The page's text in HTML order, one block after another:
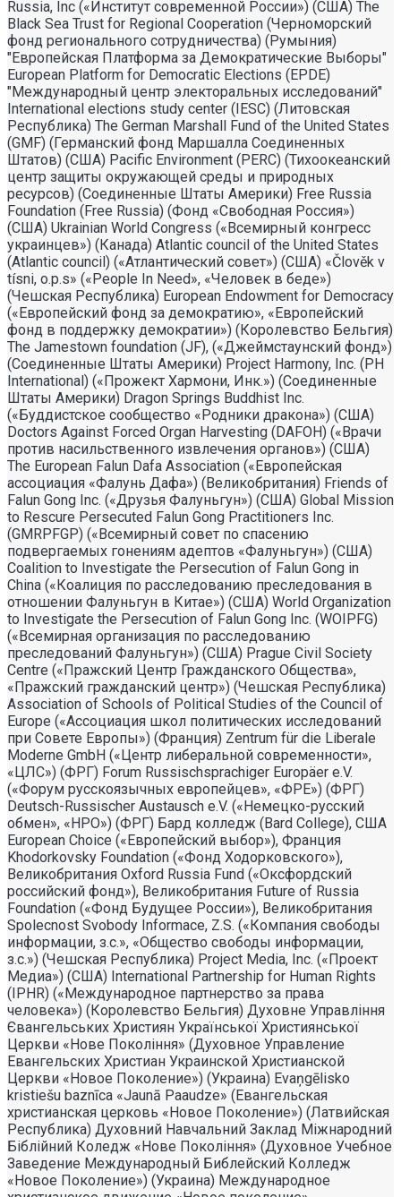
Russia, Inc («Институт современной России») (США) The
Black Sea Trust for Regional Cooperation (Черноморский
фонд регионального сотрудничества) (Румыния)
"Европейская Платформа за Демократические Выборы"
European Platform for Democratic Elections (EPDE)
"Международный центр электоральных исследований"
International elections study center (IESC) (Литовская
Республика) The German Marshall Fund of the United States
(GMF) (Германский фонд Маршалла Соединенных
Штатов) (США) Pacific Environment (PERC) (Тихоокеанский
центр защиты окружающей среды и природных
ресурсов) (Соединенные Штаты Америки) Free Russia
Foundation (Free Russia) (Фонд «Свободная Россия»)
(США) Ukrainian World Congress («Всемирный конгресс
украинцев») (Канада) Atlantic council of the United States
(Atlantic council) («Атлантический совет») (США) «Člověk v
tísni, o.p.s» («People In Need», «Человек в беде»)
(Чешская Республика) European Endowment for Democracy
(«Европейский фонд за демократию», «Европейский
фонд в поддержку демократии») (Королевство Бельгия)
The Jamestown foundation (JF), («Джеймстаунский фонд»)
(Соединенные Штаты Америки) Project Harmony, Inc. (PH
International) («Прожект Хармони, Инк.») (Соединенные
Штаты Америки) Dragon Springs Buddhist Inc.
(«Буддистское сообщество «Родники дракона») (США)
Doctors Against Forced Organ Harvesting (DAFOH) («Врачи
против насильственного извлечения органов») (США)
The European Falun Dafa Association («Европейская
ассоциация «Фалунь Дафа») (Великобритания) Friends of
Falun Gong Inc. («Друзья Фалуньгун») (США) Global Mission
to Rescure Persecuted Falun Gong Practitioners Inc.
(GMRPFGP) («Всемирный совет по спасению
подвергаемых гонениям адептов «Фалуньгун») (США)
Coalition to Investigate the Persecution of Falun Gong in
China («Коалиция по расследованию преследования в
отношении Фалуньгун в Китае») (США) World Organization
to Investigate the Persecution of Falun Gong Inc. (WOIPFG)
(«Всемирная организация по расследованию
преследований Фалуньгун») (США) Prague Civil Society
Centre («Пражский Центр Гражданского Общества»,
«Пражский гражданский центр») (Чешская Республика)
Association of Schools of Political Studies of the Council of
Europe («Ассоциация школ политических исследований
при Совете Европы») (Франция) Zentrum für die Liberale
Moderne GmbH («Центр либеральной современности»,
«ЦЛС») (ФРГ) Forum Russischsprachiger Europäer e.V.
(«Форум русскоязычных европейцев», «ФРЕ») (ФРГ)
Deutsch-Russischer Austausch e.V. («Немецко-русский
обмен», «НРО») (ФРГ) Бард колледж (Bard College), США
European Choice («Европейский выбор»), Франция
Khodorkovsky Foundation («Фонд Ходорковского»),
Великобритания Oxford Russia Fund («Оксфордский
российский фонд»), Великобритания Future of Russia
Foundation («Фонд Будущее России»), Великобритания
Spolecnost Svobody Informace, Z.S. («Компания свободы
информации, з.с.», «Общество свободы информации,
з.с.») (Чешская Республика) Project Media, Inc. («Проект
Медиа») (США) International Partnership for Human Rights
(IPHR) («Международное партнерство за права
человека») (Королевство Бельгия) Духовне Управлiння
Євангельських Християн Української Християнської
Церкви «Нове Поколiння» (Духовное Управление
Евангельских Христиан Украинской Христианской
Церкви «Новое Поколение») (Украина) Evaņgēlisko
kristiešu baznīca «Jaunā Paaudze» (Евангельская
христианская церковь «Новое Поколение») (Латвийская
Республика) Духовний Навчальний Заклад Міжнародний
Біблійний Коледж «Нове Покоління» (Духовное Учебное
Заведение Международный Библейский Колледж
«Новое Поколение») (Украина) Международное